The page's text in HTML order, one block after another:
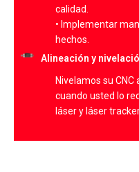
calidad.
• Implementar
hechos.
Alineación y
Nivelamos su
cuando usted lo
láser y láser